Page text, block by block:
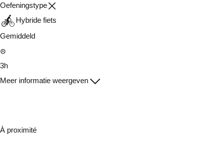
Oefeningstype
Hybride fiets
Gemiddeld
3h
Meer informatie weergeven
À proximité